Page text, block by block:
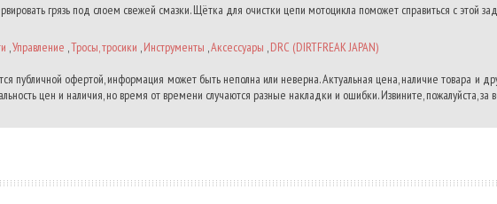
грязь под слоем свежей смазки. Щётка для очистки цепи мотоцикла поможет справиться с этой
,Управление ,Тросы, тросики ,Инструменты ,Аксессуары ,DRC (DIRTFREAK JAPAN)
публичной офертой, информация может быть неполна или неверна. Актуальная цена, наличие товара и
цен и наличия, но время от времени случаются разные накладки и ошибки. Извините, пожалуйста, за